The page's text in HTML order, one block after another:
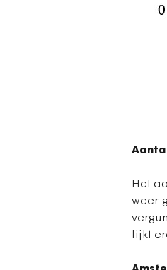
Het
weer
lijkt